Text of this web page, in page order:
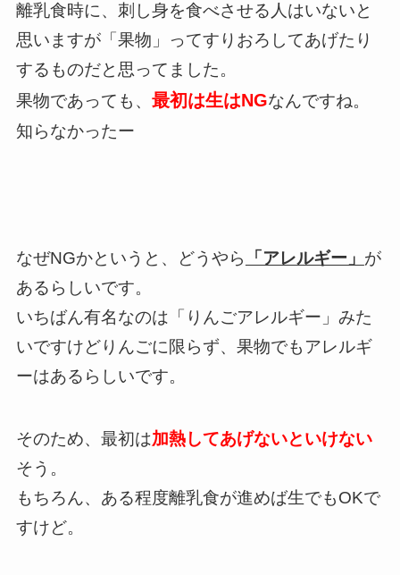
離乳食時に、刺し身を食べさせる人はいないと
思いますが「果物」ってすりおろしてあげたり
するものだと思ってました。
果物であっても、 最初は生はNGなんですね。
知らなかったー
なぜNGかというと、どうやら 「アレルギー」 が
あるらしいです。
いちばん有名なのは「 りんごアレルギー 」みた
いですけどりんごに限らず、果物でもアレルギ
ーはあるらしいです。
そのため、最初は加熱してあげないといけない
そう。
もちろん、ある程度離乳食が進めば生でもOKで
すけど。